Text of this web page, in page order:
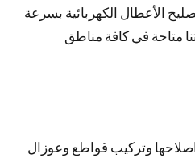
الأعطال الكهربائية بسرعة
متاحة في كافة مناطق
وتركيب قواطع وعوزال